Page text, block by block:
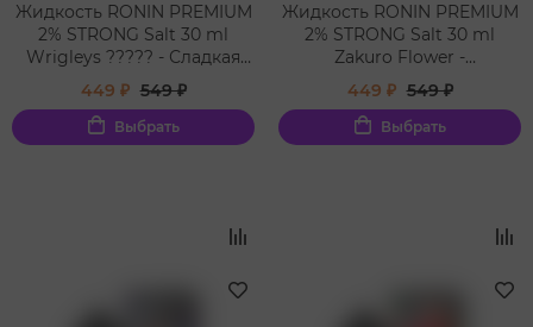
Жидкость RONIN PREMIUM
2% STRONG Salt 30 ml
Wrigleys ????? - Сладкая
жвачка в сочетании с
мятой
449 ₽ 549 ₽
Выбрать
Жидкость RONIN PREMIUM
2% STRONG Salt 30 ml
Zakuro Flower -
Свежевыжатый
гранатовый сок Медовая
роза
449 ₽ 549 ₽
Выбрать